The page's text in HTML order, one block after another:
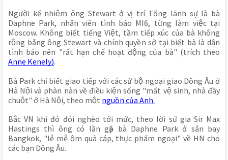
Người kế nhiệm ông Stewart ở vị trí Tổng lãnh sự là bà
Daphne Park, nhân viên tình báo MI6, từng làm việc tại
Moscow. Không biết tiếng Việt, tầm tiếp xúc của bà không
rộng bằng ông Stewart và chính quyền sở tại biết bà là dân
Anne Kenely).
Bà Park chỉ biết giao tiếp với các sứ bộ ngoại giao Đông Âu ở
Hà Nội và phàn nàn về điều kiện sống "mất vệ sinh, nhà đầy
chuột" ở Hà Nội, theo một nguồn của Anh.
Bắc VN khi đó đói nghèo tới mức, theo lời sử gia Sir Max
Hastings thì ông có lần gặp bà Daphne Park ở sân bay
Bangkok, "lễ mễ ôm quà cáp, thực phẩm ngoại" về HN cho
các bạn Đông Âu.